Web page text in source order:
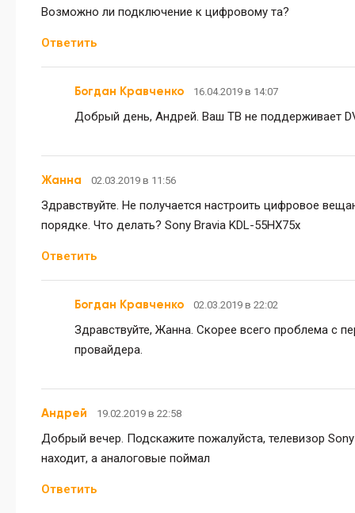
Возможно ли подключение к цифровому та?
Ответить
Богдан Кравченко 16.04.2019 в 14:07
Добрый день, Андрей. Ваш ТВ не поддерживает
Жанна 02.03.2019 в 11:56
Здравствуйте. Не получается настроить цифровое
порядке. Что делать? Sony Bravia KDL-55HX75x
Ответить
Богдан Кравченко 02.03.2019 в 22:02
Здравствуйте, Жанна. Скорее всего проблема с
провайдера.
Андрей 19.02.2019 в 22:58
Добрый вечер. Подскажите пожалуйста, телевизор
находит, а аналоговые поймал
Ответить